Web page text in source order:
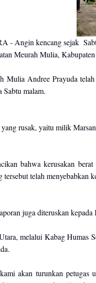
- Angin kencang sejak
Meurah Mulia,
Mulia Andree Prayuda
Sabtu malam.
rusak, yaitu milik
bahwa kerusakan
tersebut telah
juga diteruskan
melalui Kabag Humas
akan turunkan petugas